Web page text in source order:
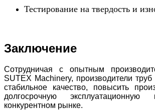
Тестирование на твердость и
Заключение
Сотрудничая с опытным
SUTEX Machinery, производители труб
стабильное качество, повысить
долгосрочную
конкурентном рынке.